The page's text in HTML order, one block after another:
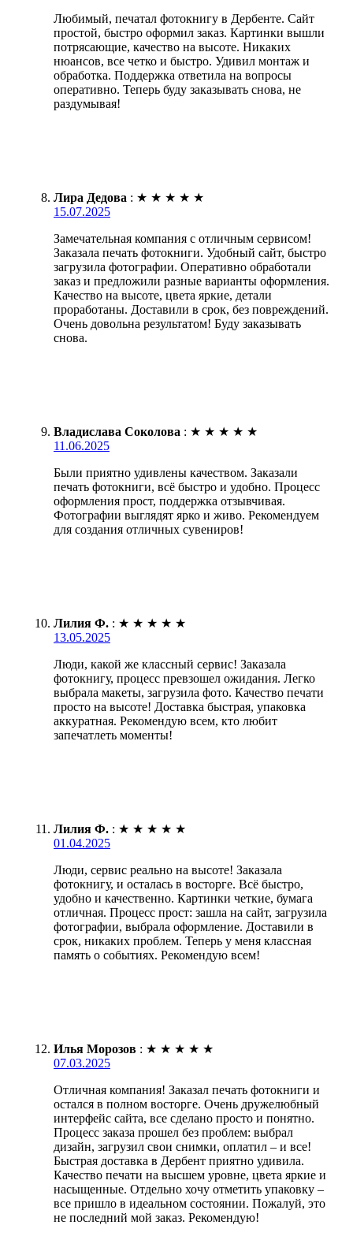
Любимый, печатал фотокнигу в Дербенте. Сайт
простой, быстро оформил заказ. Картинки вышли
потрясающие, качество на высоте. Никаких
нюансов, все четко и быстро. Удивил монтаж и
обработка. Поддержка ответила на вопросы
оперативно. Теперь буду заказывать снова, не
раздумывая!
Лира Дедова : ★ ★ ★ ★ ★
15.07.2025
Замечательная компания с отличным сервисом!
Заказала печать фотокниги. Удобный сайт, быстро
загрузила фотографии. Оперативно обработали
заказ и предложили разные варианты оформления.
Качество на высоте, цвета яркие, детали
проработаны. Доставили в срок, без повреждений.
Очень довольна результатом! Буду заказывать
снова.
Владислава Соколова : ★ ★ ★ ★ ★
11.06.2025
Были приятно удивлены качеством. Заказали
печать фотокниги, всё быстро и удобно. Процесс
оформления прост, поддержка отзывчивая.
Фотографии выглядят ярко и живо. Рекомендуем
для создания отличных сувениров!
Лилия Ф. : ★ ★ ★ ★ ★
13.05.2025
Люди, какой же классный сервис! Заказала
фотокнигу, процесс превзошел ожидания. Легко
выбрала макеты, загрузила фото. Качество печати
просто на высоте! Доставка быстрая, упаковка
аккуратная. Рекомендую всем, кто любит
запечатлеть моменты!
Лилия Ф. : ★ ★ ★ ★ ★
01.04.2025
Люди, сервис реально на высоте! Заказала
фотокнигу, и осталась в восторге. Всё быстро,
удобно и качественно. Картинки четкие, бумага
отличная. Процесс прост: зашла на сайт, загрузила
фотографии, выбрала оформление. Доставили в
срок, никаких проблем. Теперь у меня классная
память о событиях. Рекомендую всем!
Илья Морозов : ★ ★ ★ ★ ★
07.03.2025
Отличная компания! Заказал печать фотокниги и
остался в полном восторге. Очень дружелюбный
интерфейс сайта, все сделано просто и понятно.
Процесс заказа прошел без проблем: выбрал
дизайн, загрузил свои снимки, оплатил – и все!
Быстрая доставка в Дербент приятно удивила.
Качество печати на высшем уровне, цвета яркие и
насыщенные. Отдельно хочу отметить упаковку –
все пришло в идеальном состоянии. Пожалуй, это
не последний мой заказ. Рекомендую!